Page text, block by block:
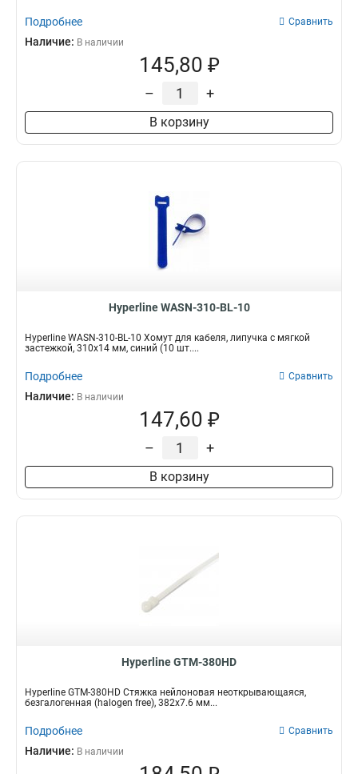
Подробнее Сравнить
Наличие: В наличии
145,80 ₽
– +
В корзину
Hyperline WASN-310-BL-10
Hyperline WASN-310-BL-10 Хомут для кабеля, липучка с мягкой
застежкой, 310x14 мм, синий (10 шт....
Подробнее Сравнить
Наличие: В наличии
147,60 ₽
– +
В корзину
Hyperline GTM-380HD
Hyperline GTM-380HD Стяжка нейлоновая неоткрывающаяся,
безгалогенная (halogen free), 382x7.6 мм...
Подробнее Сравнить
Наличие: В наличии